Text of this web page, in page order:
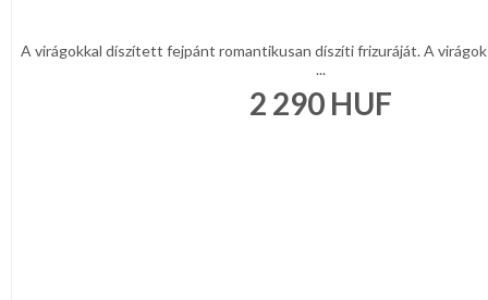
A virágokkal díszített fejpánt romantikusan díszíti frizuráját. A
...
2 290 HUF